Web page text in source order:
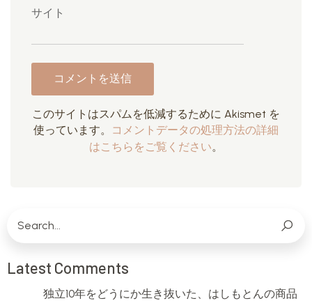
サイト
このサイトはスパムを低減するために Akismet を
使っています。
コメントデータの処理方法の詳細
はこちらをご覧ください。
Latest Comments
独立10年をどうにか生き抜いた、はしもとんの商品